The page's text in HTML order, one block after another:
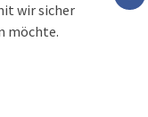
wir sicher
möchte.